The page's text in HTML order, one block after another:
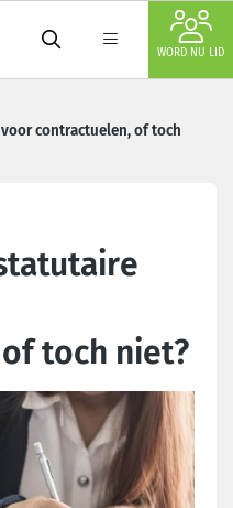
WORD NU LID
contractuelen, of toch
toch niet?